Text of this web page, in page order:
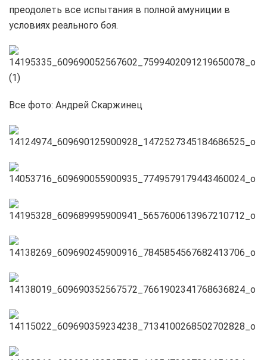
преодолеть все испытания в полной амуниции в
условиях реального боя.
Все фото: Андрей Скаржинец